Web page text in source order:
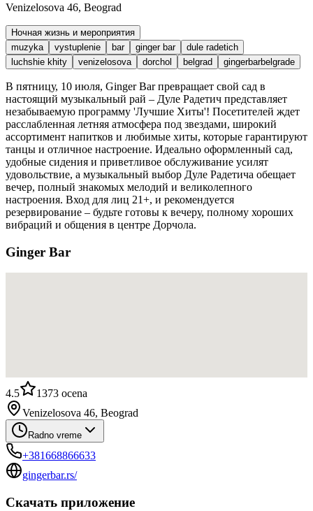
Venizelosova 46, Beograd
Ночная жизнь и мероприятия
muzyka
vystuplenie bar ginger bar
dule radetich
luchshie khity
venizelosova dorchol belgrad gingerbarbelgrade
В пятницу, 10 июля, Ginger Bar превращает свой сад в
настоящий музыкальный рай – Дуле Радетич представляет
незабываемую программу 'Лучшие Хиты'! Посетителей ждет
расслабленная летняя атмосфера под звездами, широкий
ассортимент напитков и любимые хиты, которые гарантируют
танцы и отличное настроение. Идеально оформленный сад,
удобные сидения и приветливое обслуживание усилят
удовольствие, а музыкальный выбор Дуле Радетича обещает
вечер, полный знакомых мелодий и великолепного
настроения. Вход для лиц 21+, и рекомендуется
резервирование – будьте готовы к вечеру, полному хороших
вибраций и общения в центре Дорчола.
Ginger Bar
4.5 1373 ocena
Venizelosova 46, Beograd
Radno vreme
+381668866633
gingerbar.rs/
Скачать приложение